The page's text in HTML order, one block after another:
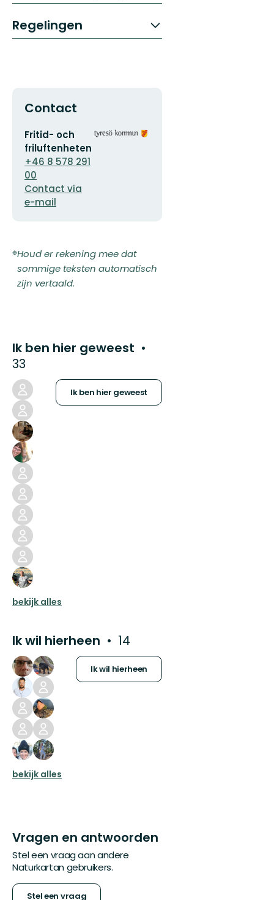
Regelingen
Contact
E-
mailadres
Fritid- och
friluftenheten
+46 8 578 291
00
Contact via
e-mail
Organisatie-
Houd er rekening mee dat
sommige teksten automatisch
zijn vertaald.
Ik ben hier geweest
33
Ik ben hier geweest
bekijk alles
Ik wil hierheen 14
Ik wil hierheen
bekijk alles
Vragen en antwoorden
Stel een vraag aan andere
Naturkartan gebruikers.
Stel een vraag